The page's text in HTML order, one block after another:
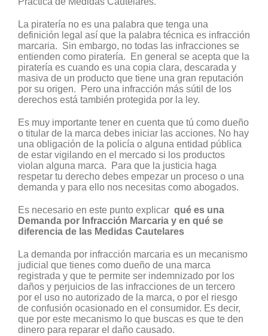
La piratería no es una palabra que tenga una
definición legal así que la palabra técnica es infracción
marcaria. Sin embargo, no todas las infracciones se
entienden como piratería. En general se acepta que la
piratería es cuando es una copia clara, descarada y
masiva de un producto que tiene una gran reputación
por su origen. Pero una infracción más sútil de los
derechos está también protegida por la ley.
Es muy importante tener en cuenta que tú como dueño
o titular de la marca debes iniciar las acciones. No hay
una obligación de la policía o alguna entidad pública
de estar vigilando en el mercado si los productos
violan alguna marca. Para que la justicia haga
respetar tu derecho debes empezar un proceso o una
demanda y para ello nos necesitas como abogados.
Es necesario en este punto explicar qué es una
Demanda por Infracción Marcaria y en qué se
diferencia de las Medidas Cautelares
La demanda por infracción marcaria es un mecanismo
judicial que tienes como dueño de una marca
registrada y que te permite ser indemnizado por los
daños y perjuicios de las infracciones de un tercero
por el uso no autorizado de la marca, o por el riesgo
de confusión ocasionado en el consumidor. Es decir,
que por este mecanismo lo que buscas es que te den
dinero para reparar el daño causado.